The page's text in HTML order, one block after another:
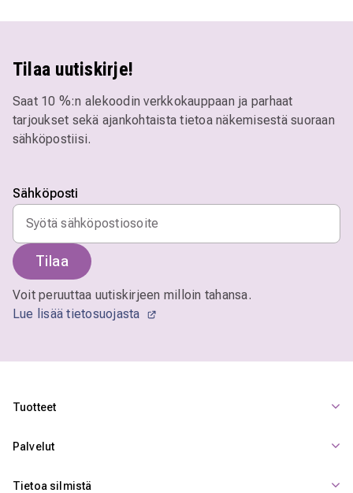
Tilaa uutiskirje!
Saat 10 %:n alekoodin verkkokauppaan ja parhaat
tarjoukset sekä ajankohtaista tietoa näkemisestä suoraan
sähköpostiisi.
Sähköposti
Tilaa
Voit peruuttaa uutiskirjeen milloin tahansa.
Lue lisää tietosuojasta
Tuotteet
Palvelut
Tietoa silmistä